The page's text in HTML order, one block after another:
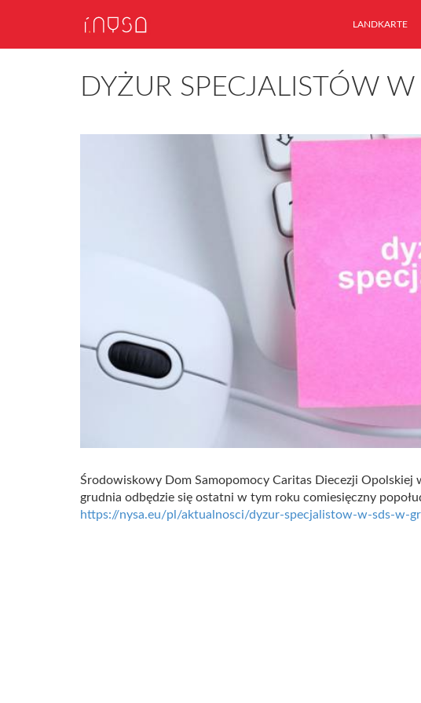
LANDKARTE
DYŻUR SPECJALISTÓW
Środowiskowy Dom Samopomocy Caritas Diecezji Opolskiej
grudnia odbędzie się ostatni w tym roku comiesięczny
https://nysa.eu/pl/aktualnosci/dyzur-specjalistow-w-sds-w-